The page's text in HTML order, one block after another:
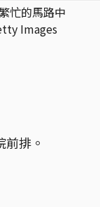
忙的馬路中
Images
排。